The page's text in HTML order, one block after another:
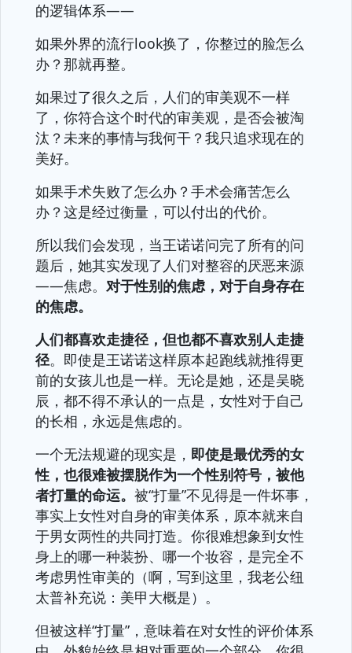
的逻辑体系——
如果外界的流行look换了，你整过的脸怎么
办？那就再整。
如果过了很久之后，人们的审美观不一样
了，你符合这个时代的审美观，是否会被淘
汰？未来的事情与我何干？我只追求现在的
美好。
如果手术失败了怎么办？手术会痛苦怎么
办？这是经过衡量，可以付出的代价。
所以我们会发现，当王诺诺问完了所有的问
题后，她其实发现了人们对整容的厌恶来源
——焦虑。 对于性别的焦虑，对于自身存在
的焦虑。
人们都喜欢走捷径，但也都不喜欢别人走捷
径。即使是王诺诺这样原本起跑线就推得更
前的女孩儿也是一样。无论是她，还是吴晓
辰，都不得不承认的一点是，女性对于自己
的长相，永远是焦虑的。
一个无法规避的现实是， 即使是最优秀的女
性，也很难被摆脱作为一个性别符号，被他
者打量的命运。 被“打量”不见得是一件坏事，
事实上女性对自身的审美体系，原本就来自
于男女两性的共同打造。你很难想象到女性
身上的哪一种装扮、哪一个妆容，是完全不
考虑男性审美的（啊，写到这里，我老公纽
太普补充说：美甲大概是）。
但被这样“打量”，意味着在对女性的评价体系